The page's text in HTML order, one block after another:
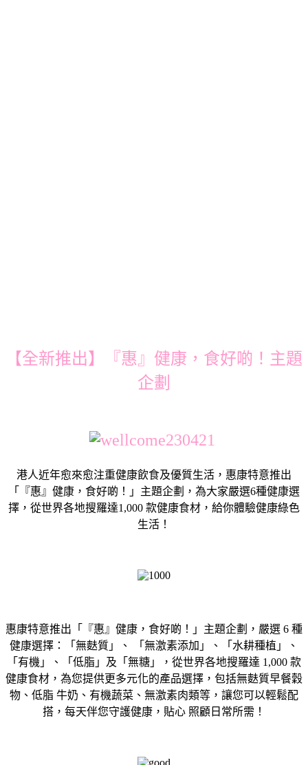
【全新推出】『惠』健康，食好啲！主題
企劃
港人近年愈來愈注重健康飲食及優質生活，惠康特意推出
「『惠』健康，食好啲！」主題企劃，為大家嚴選6種健康選
擇，從世界各地搜羅達1,000 款健康食材，給你體驗健康綠色
生活！
惠康特意推出「『惠』健康，食好啲！」主題企劃，嚴選 6 種
健康選擇：「無麩質」、 「無激素添加」、「水耕種植」、
「有機」、「低脂」及「無糖」，從世界各地搜羅達 1,000 款
健康食材，為您提供更多元化的產品選擇，包括無麩質早餐穀
物、低脂 牛奶、有機蔬菜、無激素肉類等，讓您可以輕鬆配
搭，每天伴您守護健康，貼心 照顧日常所需！